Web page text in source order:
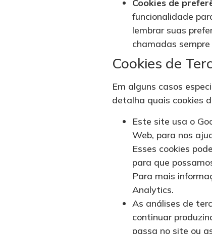
Cookies de
funcionalidade
lembrar suas
chamadas
Cookies de
Em alguns casos
detalha quais cookies
Este site usa o
Web, para nos
Esses cookies
para que
Para mais
Analytics.
As análises de
continuar
passa no site ou